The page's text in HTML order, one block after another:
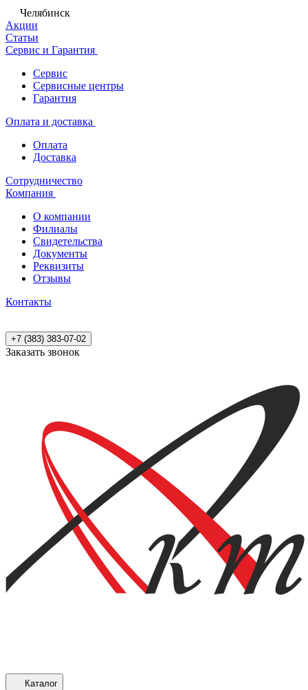
Челябинск
Акции
Статьи
Сервис и Гарантия
Сервис
Сервисные центры
Гарантия
Оплата и доставка
Оплата
Доставка
Сотрудничество
Компания
О компании
Филиалы
Свидетельства
Документы
Реквизиты
Отзывы
Контакты
+7 (383) 383-07-02
Заказать звонок
Каталог